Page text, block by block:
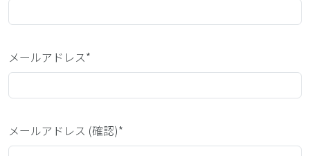
メールアドレス*
メールアドレス (確認)*